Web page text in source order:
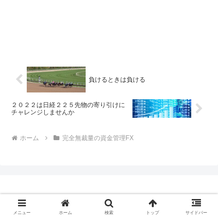
負けるときは負ける
２０２２は日経２２５先物の寄り引けに
チャレンジしませんか
ホーム 完全無裁量の資金管理FX
© 2017-2026 たなぼたっち.
メニュー ホーム 検索 トップ サイドバー